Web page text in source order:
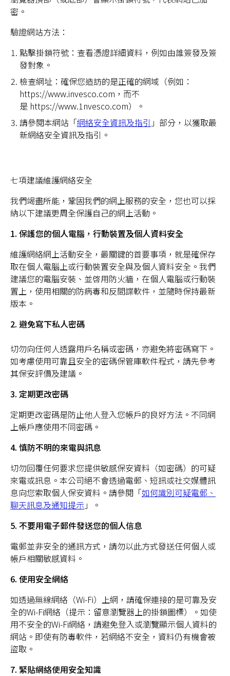
密。
驗證網站方法：
點擊掛鎖符號：查看憑證詳細資料，例如由誰簽發及簽
發對象。
檢查網址：確保您造訪的是正確的網域（例如：
https://www.invesco.com，而不
是 https://www.1nvesco.com）。
請參閱本網站「網絡安全資訊及指引 」部分，以獲取最
新網絡安全資訊及指引。
七項建議維護網絡安全
我們竭盡所能，鞏固我們的網上服務的安全，您也可以採
納以下建議更周全保護自己的網上活動。
1. 保護您的個人電腦，行動裝置及個人資料安全
維護網絡網上活動安全，最關鍵的首要事項，就是確保存
取在個人電腦上或行動裝置安全與及個人資料安全。我們
建議您的電腦安裝、並啓用防火牆，在個人電腦或行動裝
置上，使用相關的防病毒和反間諜軟件，並隨時保持最新
版本。
2. 避免寫下私人密碼
切勿向任何人透露用戶名稱或密碼，亦避免將密碼寫下。
如考慮使用可靠且安全的密碼保管庫軟件程式，請先參考
其保安評價及建議。
3. 定期更改密碼
定期更改密碼是防止他人登入您帳戶的良好方法。不同網
上帳戶應使用不同密碼。
4. 慎防不明的來電與訊息
切勿回覆任何要求您提供敏感保安資料（如密碼）的可疑
來電或訊息。本公司絕不會透過電郵、短訊或社交媒體訊
息向您索取個人保安資料。請參閱「如何識別可疑電郵、
聊天訊息及通知提示 」。
5. 不要用電子郵件發送您的個人信息
電郵並非安全的通訊方式，請勿以此方式發送任何個人或
帳戶相關敏感資料。
6. 使用安全網絡
如透過無線網絡（Wi-Fi）上網，請確保連接的是可靠及安
全的Wi-Fi網絡（提示：留意瀏覽器上的掛鎖圖標）。如使
用不安全的Wi-Fi網絡，請避免登入或瀏覽顯示個人資料的
網站。即使有防毒軟件，若網絡不安全，資料仍有機會被
盜取。
7. 緊貼網絡使用安全知識